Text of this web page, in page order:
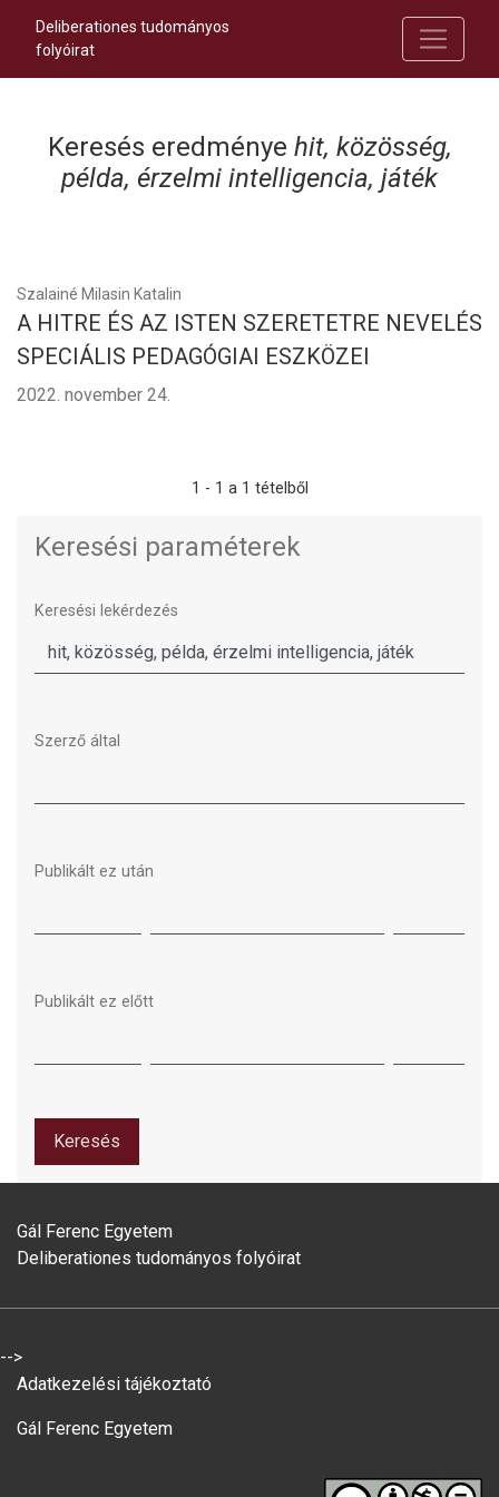
Deliberationes tudományos
folyóirat
Keresés eredménye hit, közösség,
példa, érzelmi intelligencia, játék
Szalainé Milasin Katalin
A HITRE ÉS AZ ISTEN SZERETETRE NEVELÉS
SPECIÁLIS PEDAGÓGIAI ESZKÖZEI
2022. november 24.
1 - 1 a 1 tételből
Keresési paraméterek
Keresési lekérdezés
Szerző által
Publikált ez után
Publikált ez előtt
Keresés
Gál Ferenc Egyetem
Deliberationes tudományos folyóirat
-->
Adatkezelési tájékoztató
Gál Ferenc Egyetem